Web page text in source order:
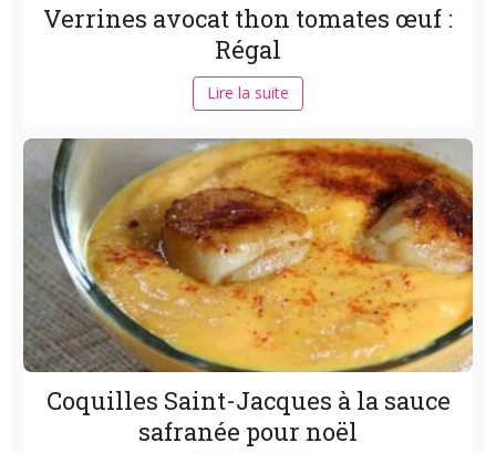
Verrines avocat thon tomates œuf :
Régal
Lire la suite
Coquilles Saint-Jacques à la sauce
safranée pour noël